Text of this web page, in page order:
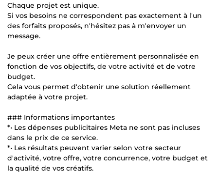
Chaque projet est unique.
Si vos besoins ne correspondent pas exactement à l'un
des forfaits proposés, n'hésitez pas à m'envoyer un
message.
Je peux créer une offre entièrement personnalisée en
fonction de vos objectifs, de votre activité et de votre
budget.
Cela vous permet d'obtenir une solution réellement
adaptée à votre projet.
### Informations importantes
*• Les dépenses publicitaires Meta ne sont pas incluses
dans le prix de ce service.
*• Les résultats peuvent varier selon votre secteur
d'activité, votre offre, votre concurrence, votre budget et
la qualité de vos créatifs.